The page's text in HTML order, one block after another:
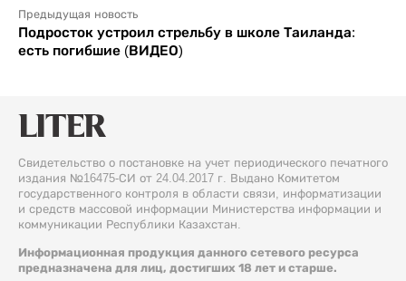
Предыдущая новость
Подросток устроил стрельбу в школе Таиланда:
есть погибшие (ВИДЕО)
Свидетельство о постановке на учет периодического печатного
издания №16475-СИ от 24.04.2017 г. Выдано Комитетом
государственного контроля в области связи, информатизации
и средств массовой информации Министерства информации и
коммуникации Республики Казахстан.
Информационная продукция данного сетевого ресурса
предназначена для лиц, достигших 18 лет и старше.